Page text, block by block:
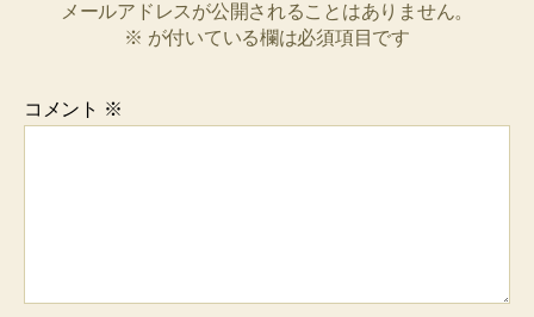
メールアドレスが公開されることはありません。
※ が付いている欄は必須項目です
コメント ※